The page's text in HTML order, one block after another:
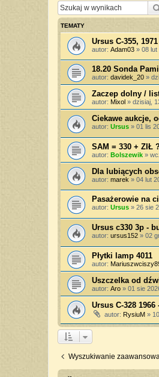
TEMATY
Ursus C-355,
autor: Adam03 » 08 lut
18.20 Sonda
autor: davidek_20 »
Zaczep dolny /
autor: Mixol » dzisiaj,
Ciekawe aukcje,
autor: Ursus » 01 lis
SAM = 330 + ZIŁ
autor: Bolszewik »
Dla lubiących
autor: marek » 04 lut
Pasażerowie na
autor: Ursus » 26 sie
Ursus c330 3p -
autor: ursus152 » 02
Płytki lamp 4011
autor:
Uszczelka od
autor: Aro » 01 sie
Ursus C-328
autor: RysiuM »
Wyszukiwanie